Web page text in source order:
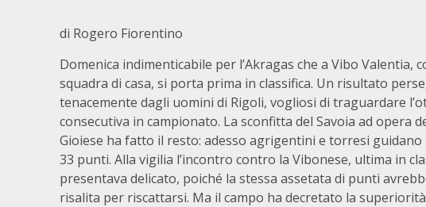
di Rogero Fiorentino
Domenica indimenticabile per l’Akragas che a Vibo Valentia,
squadra di casa, si porta prima in classifica. Un risultato
tenacemente dagli uomini di Rigoli, vogliosi di traguardare
consecutiva in campionato. La sconfitta del Savoia ad opera
Gioiese ha fatto il resto: adesso agrigentini e torresi guidano
33 punti. Alla vigilia l’incontro contro la Vibonese, ultima in
presentava delicato, poiché la stessa assetata di punti
risalita per riscattarsi. Ma il campo ha decretato la